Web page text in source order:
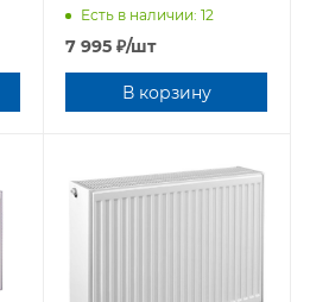
боковое подключение
Есть в наличии: 12
7 995 ₽/шт
В корзину